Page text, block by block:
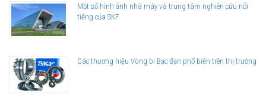
Một số hình ảnh nhà máy và trung tâm nghiên cứu nổi
tiếng của SKF
Các thương hiệu Vòng bi Bạc đạn phổ biến trên thị trường